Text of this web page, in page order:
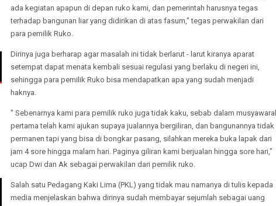
ada kegiatan apapun di depan ruko kami, dan pemerintah harusnya tegas
terhadap bangunan liar yang didirikan di atas fasum," tegas perwakilan dari
para pemilik Ruko.
Dirinya juga berharap agar masalah ini tidak berlarut - larut kiranya aparat
setempat dapat menata kembali sesuai regulasi yang berlaku di negeri ini,
sehingga para pemilik Ruko bisa mendapatkan apa yang sudah menjadi
haknya.
" Sebenarnya kami para pemilik ruko juga tidak kaku, sebab dalam
pertama telah kami ajukan supaya jualannya bergiliran, dan bangunannya tidak
permanen tapi yang bisa di bongkar pasang, silahkan mereka buka lapak dari
jam 4 sore hingga malam hari. Paginya giliran kami berjualan hingga sore hari,"
ucap Dwi dan Ak sebagai perwakilan dari pemilik ruko.
Salah satu Pedagang Kaki Lima (PKL) yang tidak mau namanya di tulis kepada
media menjelaskan bahwa dirinya sudah membayar sejumlah sebagai uang